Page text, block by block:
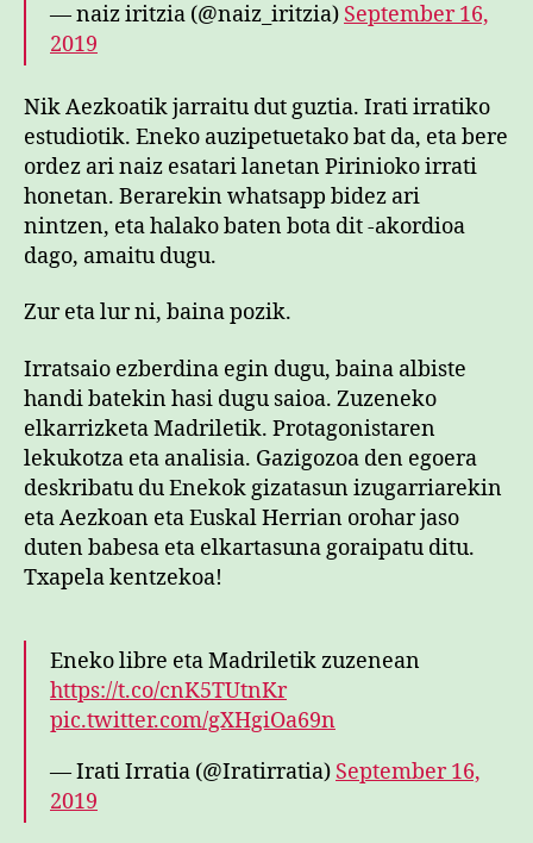
— naiz iritzia (@naiz_iritzia) September 16,
2019
Nik Aezkoatik jarraitu dut guztia. Irati irratiko
estudiotik. Eneko auzipetuetako bat da, eta bere
ordez ari naiz esatari lanetan Pirinioko irrati
honetan. Berarekin whatsapp bidez ari
nintzen, eta halako baten bota dit -akordioa
dago, amaitu dugu.
Zur eta lur ni, baina pozik.
Irratsaio ezberdina egin dugu, baina albiste
handi batekin hasi dugu saioa. Zuzeneko
elkarrizketa Madriletik. Protagonistaren
lekukotza eta analisia. Gazigozoa den egoera
deskribatu du Enekok gizatasun izugarriarekin
eta Aezkoan eta Euskal Herrian orohar jaso
duten babesa eta elkartasuna goraipatu ditu.
Txapela kentzekoa!
Eneko libre eta Madriletik zuzenean
https://t.co/cnK5TUtnKr
pic.twitter.com/gXHgiOa69n
— Irati Irratia (@Iratirratia) September 16,
2019